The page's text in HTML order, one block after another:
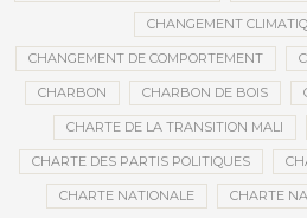
CHANGEMENT
CHANGEMENT DE COMPORTEMENT
CHARBON CHARBON DE BOIS
CHARTE DE LA TRANSITION MALI
CHARTE DES PARTIS POLITIQUES
CHARTE NATIONALE CHARTE